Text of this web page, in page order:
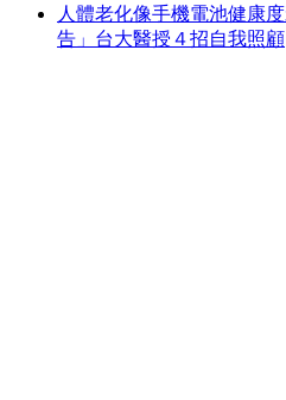
人體老化像手機電池健康
告」台大醫授４招自我照顧